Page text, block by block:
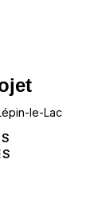
le-Lac